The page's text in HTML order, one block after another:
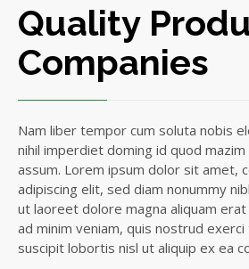
Quality
Companies
Nam liber tempor cum soluta nobis
nihil imperdiet doming id quod
assum. Lorem ipsum dolor sit amet,
adipiscing elit, sed diam nonummy
ut laoreet dolore magna aliquam
ad minim veniam, quis nostrud
suscipit lobortis nisl ut aliquip ex ea